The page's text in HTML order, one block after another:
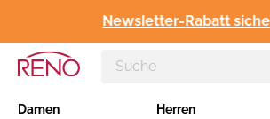
Newsletter-Rabatt
Damen Herren